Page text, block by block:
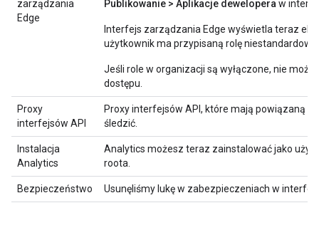
zarządzania
Edge
Publikowanie > Aplikacje dewelopera w
Interfejs zarządzania Edge wyświetla teraz
użytkownik ma przypisaną rolę niestandardową.
Jeśli role w organizacji są wyłączone, nie
dostępu.
Proxy
interfejsów API
Proxy interfejsów API, które mają powiązaną
śledzić.
Instalacja
Analytics
Analytics możesz teraz zainstalować jako
roota.
Bezpieczeństwo Usunęliśmy lukę w zabezpieczeniach w